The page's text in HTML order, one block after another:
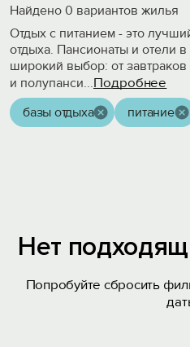
Найдено 0 вариантов жилья
Отдых с питанием - это
отдыха. Пансионаты и отели
широкий выбор: от
и полупанси...Подробнее
базы отдыха питание
Нет
Попробуйте сбросить